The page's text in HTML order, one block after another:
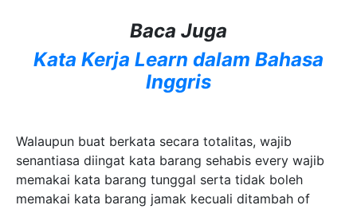
Baca Juga
Kata Kerja Learn dalam Bahasa
Inggris
Walaupun buat berkata secara totalitas, wajib
senantiasa diingat kata barang sehabis every wajib
memakai kata barang tunggal serta tidak boleh
memakai kata barang jamak kecuali ditambah of